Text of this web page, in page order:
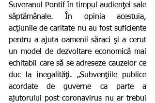
Suveranul Pontif în timpul audienţei sale
săptămânale. În opinia acestuia,
acţiunile de caritate nu au fost suficiente
pentru a ajuta oamenii săraci şi a cerut
un model de dezvoltare economică mai
echitabil care să se adreseze cauzelor ce
duc la inegalităţi. „Subvenţiile publice
acordate de guverne ca parte a
ajutorului post-coronavirus nu ar trebui